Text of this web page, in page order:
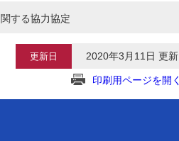
する協力協定
更新日 2020年3月11日 更新
印刷用ページを開く